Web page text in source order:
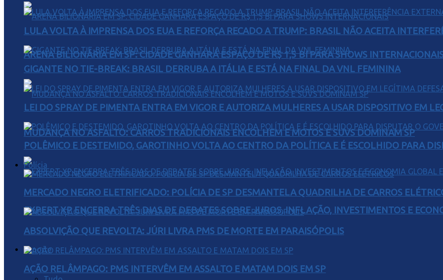
ARENA BILIONÁRIA EM SP: CIDADE GANHARÁ ESPAÇO DE R$ 1,5 BI PARA SHOWS
MUDANÇA NO ASFALTO: CARROS TRADICIONAIS ENCOLHEM E MOTOS E SUVS DOMINAM SP
EXPERT XP ENCERRA TRÊS DIAS DE DEBATES SOBRE JUROS, INFLAÇÃO, INVESTIMENTOS E
Esporte
LULA VOLTA À IMPRENSA DOS EUA E REFORÇA RECADO A TRUMP: BRASIL NÃO ACEITA
GIGANTE NO TIE-BREAK: BRASIL DERRUBA A ITÁLIA E ESTÁ NA FINAL DA VNL FEMININA
LEI DO SPRAY DE PIMENTA ENTRA EM VIGOR E AUTORIZA MULHERES A USAR DISPOSITIVO EM
POLÊMICO E DESTEMIDO, GAROTINHO VOLTA AO CENTRO DA POLÍTICA E É ESCOLHIDO PARA
Polícia
MERCADO NEGRO ELETRIFICADO: POLÍCIA DE SP DESMANTELA QUADRILHA DE CARROS
ABSOLVIÇÃO QUE REVOLTA: JÚRI LIVRA PMS DE MORTE EM PARAISÓPOLIS
AÇÃO RELÂMPAGO: PMS INTERVÊM EM ASSALTO E MATAM DOIS EM SP